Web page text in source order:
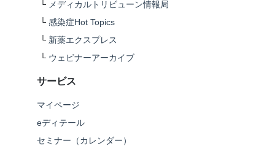
└ メディカルトリビューン情報局
└ 感染症Hot Topics
└ 新薬エクスプレス
└ ウェビナーアーカイブ
サービス
マイページ
eディテール
セミナー（カレンダー）